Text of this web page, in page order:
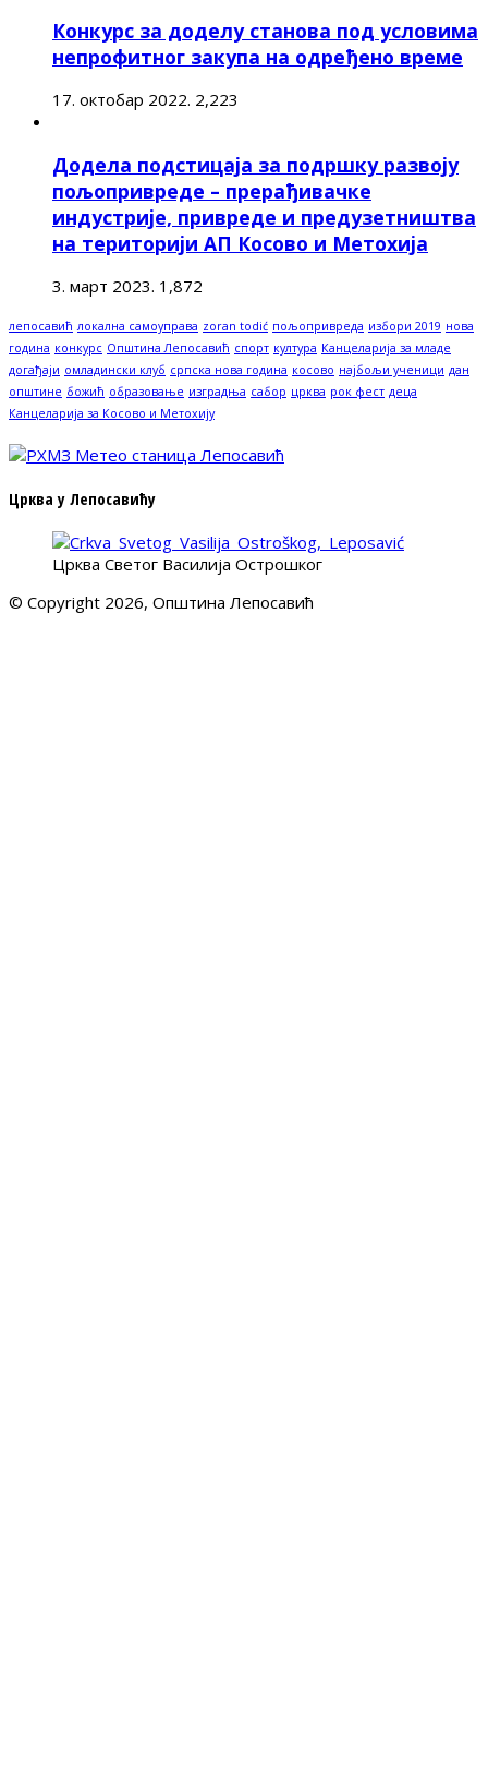
Конкурс за доделу станова под условима
непрофитног закупа на одређено време
17. октобар 2022. 2,223
Додела подстицаја за подршку развоју
пољопривреде – прерађивачке
индустрије, привреде и предузетништва
на територији АП Косово и Метохија
3. март 2023. 1,872
лепосавић локална самоуправа zoran todić пољопривреда избори 2019 нова
година конкурс Општина Лепосавић спорт култура Канцеларија за младе
догађаји омладински клуб српска нова година косово најбољи ученици дан
општине божић образовање изградња сабор црква рок фест деца
Канцеларија за Косово и Метохију
Црква у Лепосавићу
Црква Светог Василија Острошког
© Copyright 2026, Општина Лепосавић